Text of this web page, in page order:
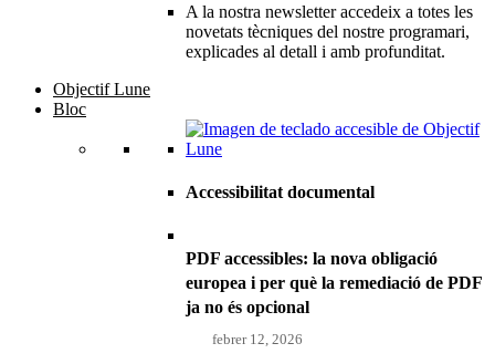
A la nostra newsletter accedeix a totes les
novetats tècniques del nostre programari,
explicades al detall i amb profunditat.
Objectif Lune
Bloc
Accessibilitat documental
PDF accessibles: la nova obligació
europea i per què la remediació de PDF
ja no és opcional
febrer 12, 2026